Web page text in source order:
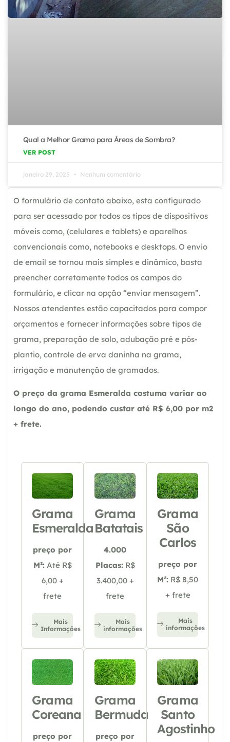
Qual a Melhor Grama para Áreas de Sombra?
VER POST
janeiro 29, 2025 Nenhum comentário
O formulário de contato abaixo, esta configurado
para ser acessado por todos os tipos de dispositivos
móveis como, (celulares e tablets) e aparelhos
convencionais como, notebooks e desktops. O envio
de email se tornou mais simples e dinâmico, basta
preencher corretamente todos os campos do
formulário, e clicar na opção “enviar mensagem”.
Nossos atendentes estão capacitados para compor
orçamentos e fornecer informações sobre tipos de
grama, preparação de solo, adubação pré e pós-
plantio, controle de erva daninha na grama,
irrigação e manutenção de gramados.
O preço da grama Esmeralda costuma variar ao
longo do ano, podendo custar até R$ 6,00 por m2
+ frete.
Grama
Esmeralda
preço por
M²: Até R$
6,00 +
frete
Mais
Informações
Grama
Batatais
4.000
Placas: R$
3.400,00 +
frete
Mais
informações
Grama
São
Carlos
preço por
M²: R$ 8,50
+ frete
Mais
informações
Grama
Coreana
preço por
Grama
Bermuda
preço por
Grama
Santo
Agostinho